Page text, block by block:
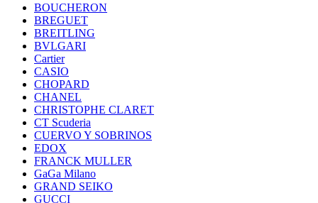
BOUCHERON
BREGUET
BREITLING
BVLGARI
Cartier
CASIO
CHOPARD
CHANEL
CHRISTOPHE CLARET
CT Scuderia
CUERVO Y SOBRINOS
EDOX
FRANCK MULLER
GaGa Milano
GRAND SEIKO
GUCCI